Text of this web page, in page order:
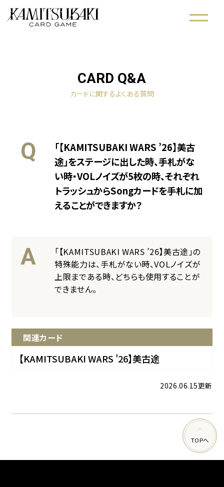
NEWS
新着情報
PRODUCTS
製品情報
CARD LIST
カードリスト
Q&A
よくある質問
CARD Q&A
カードに関するよくある質問
Q
「【KAMITSUBAKI WARS ’26】美古
途」をステージに出した時、手札がな
い時・VOLノイズが5枚の時、それぞれ
トラッシュからSongカードを手札に加
えることができますか？
A
「【KAMITSUBAKI WARS ’26】美古途」の
特殊能力は、手札がない時、VOLノイズが
上限まである時、どちらも使用することが
できません。
関連カード
【KAMITSUBAKI WARS '26】美古途
2026.06.15更新
TOPへ